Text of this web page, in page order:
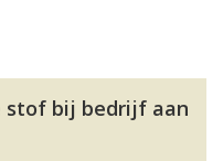
stof bij bedrijf aan